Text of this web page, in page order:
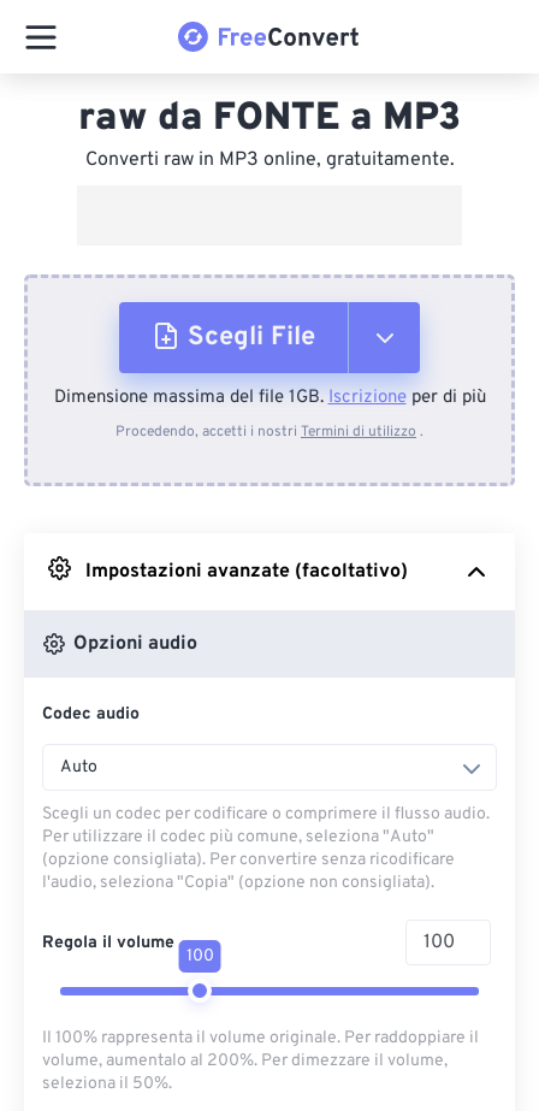
raw da FONTE a MP3
Converti raw in MP3 online, gratuitamente.
Scegli File
Dal dispositivo
Da Google Drive
Dimensione massima del file 1GB.Iscrizioneper di più
Procedendo, accetti i nostri Termini di utilizzo .
Impostazioni avanzate (facoltativo)
Opzioni audio
Codec audio
Auto
Scegli un codec per codificare o comprimere il flusso audio.
Per utilizzare il codec più comune, seleziona "Auto"
(opzione consigliata). Per convertire senza ricodificare
l'audio, seleziona "Copia" (opzione non consigliata).
Regola il volume
100
Il 100% rappresenta il volume originale. Per raddoppiare il
volume, aumentalo al 200%. Per dimezzare il volume,
seleziona il 50%.